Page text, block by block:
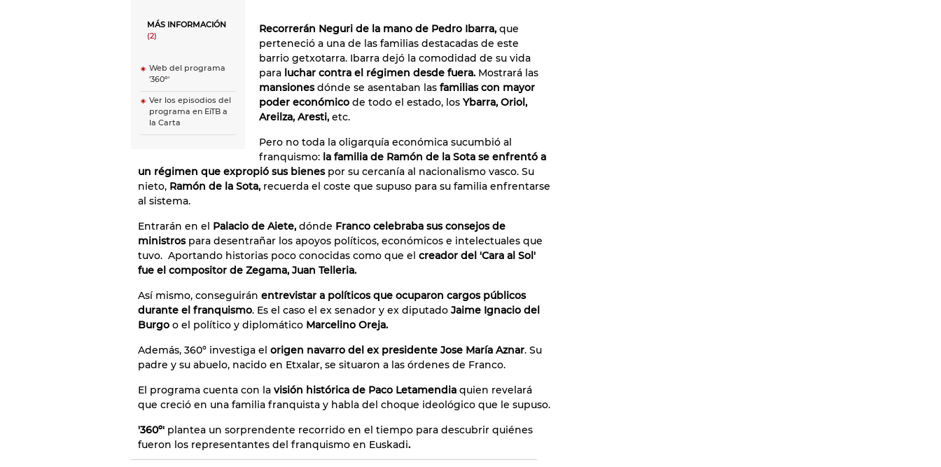
MÁS INFORMACIÓN
(2)
Web del programa
'360º'
Ver los episodios del
programa en EiTB a
la Carta
Recorrerán Neguri de la mano de Pedro Ibarra, que
perteneció a una de las familias destacadas de este
barrio getxotarra. Ibarra dejó la comodidad de su vida
para luchar contra el régimen desde fuera. Mostrará las
mansionesdónde se asentaban las familias con mayor
poder económico de todo el estado, los Ybarra, Oriol,
Areilza, Aresti, etc.
Pero no toda la oligarquía económica sucumbió al
franquismo: la familia de Ramón de la Sota se enfrentó a
un régimen que expropió sus bienespor su cercanía al nacionalismo vasco. Su
nieto, Ramón de la Sota, recuerda el coste que supuso para su familia enfrentarse
al sistema.
Entrarán en el Palacio de Aiete, dónde Franco celebraba sus consejos de
ministros para desentrañar los apoyos políticos, económicos e intelectuales que
tuvo. Aportando historias poco conocidas como que el creador del 'Cara al Sol'
fue el compositor de Zegama, Juan Telleria.
Así mismo, conseguirán entrevistar a políticos que ocuparon cargos públicos
durante el franquismo. Es el caso el ex senador y ex diputado Jaime Ignacio del
Burgo o el político y diplomático Marcelino Oreja.
Además, 360º investiga el origen navarro del ex presidente Jose María Aznar. Su
padre y su abuelo, nacido en Etxalar, se situaron a las órdenes de Franco.
El programa cuenta con la visión histórica de Paco Letamendia quien revelará
que creció en una familia franquista y habla del choque ideológico que le supuso.
'360º' plantea un sorprendente recorrido en el tiempo para descubrir quiénes
fueron los representantes del franquismo en Euskadi.